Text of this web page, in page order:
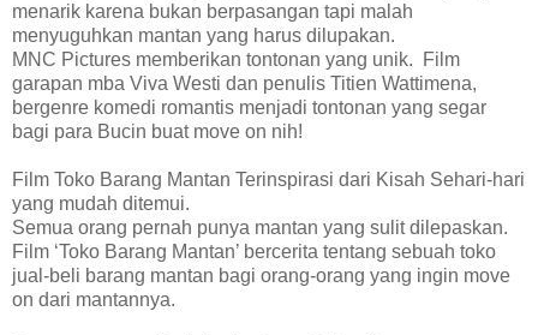
menarik karena bukan berpasangan tapi malah
menyuguhkan mantan yang harus dilupakan.
MNC Pictures memberikan tontonan yang unik. Film
garapan mba Viva Westi dan penulis Titien Wattimena,
bergenre komedi romantis menjadi tontonan yang segar
bagi para Bucin buat move on nih!
Film Toko Barang Mantan Terinspirasi dari Kisah Sehari-hari
yang mudah ditemui.
Semua orang pernah punya mantan yang sulit dilepaskan.
Film ‘Toko Barang Mantan’ bercerita tentang sebuah toko
jual-beli barang mantan bagi orang-orang yang ingin move
on dari mantannya.